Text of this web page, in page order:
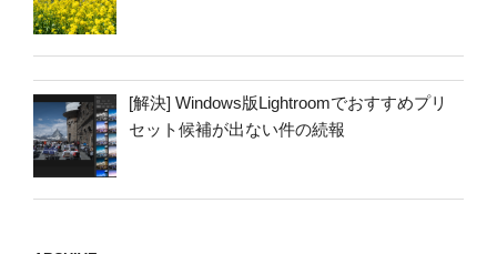
[解決] Windows版Lightroomでおすすめプリ
セット候補が出ない件の続報